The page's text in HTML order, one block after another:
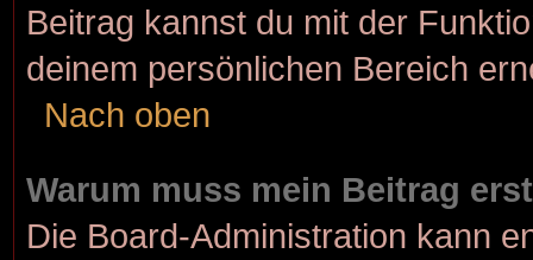
Beitrag kannst du mit der
deinem persönlichen Bereich
Nach oben
Warum muss mein Beitrag
Die Board-Administration kann